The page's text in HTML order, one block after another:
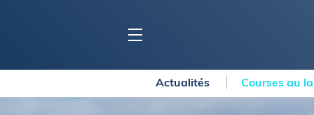
Actualités Courses au